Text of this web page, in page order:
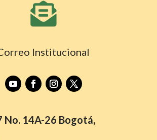

Institucional
No. 14A-26 Bogotá,